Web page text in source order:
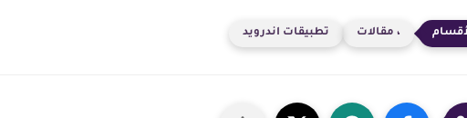
، مقالات تطبيقات اندرويد